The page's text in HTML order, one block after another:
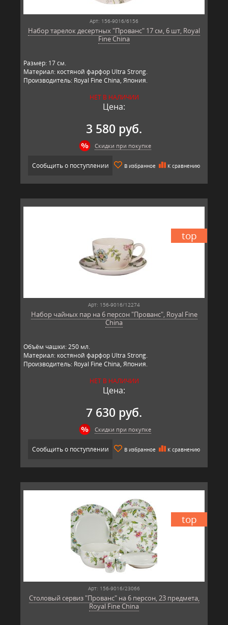
Арт: 156-9016/6156
Набор тарелок десертных "Прованс" 17 см, 6 шт, Royal
Fine China
Размер: 17 см.
Материал: костяной фарфор Ultra Strong.
Производитель: Royal Fine China, Япония.
НЕТ В НАЛИЧИИ
Цена:
3 580 руб.
Скидки при покупке
Сообщить о поступлении В избранное К сравнению
top
Арт: 156-9016/12274
Набор чайных пар на 6 персон "Прованс", Royal Fine
China
Объём чашки: 250 мл.
Материал: костяной фарфор Ultra Strong.
Производитель: Royal Fine China, Япония.
НЕТ В НАЛИЧИИ
Цена:
7 630 руб.
Скидки при покупке
Сообщить о поступлении В избранное К сравнению
top
Арт: 156-9016/23066
Столовый сервиз "Прованс" на 6 персон, 23 предмета,
Royal Fine China